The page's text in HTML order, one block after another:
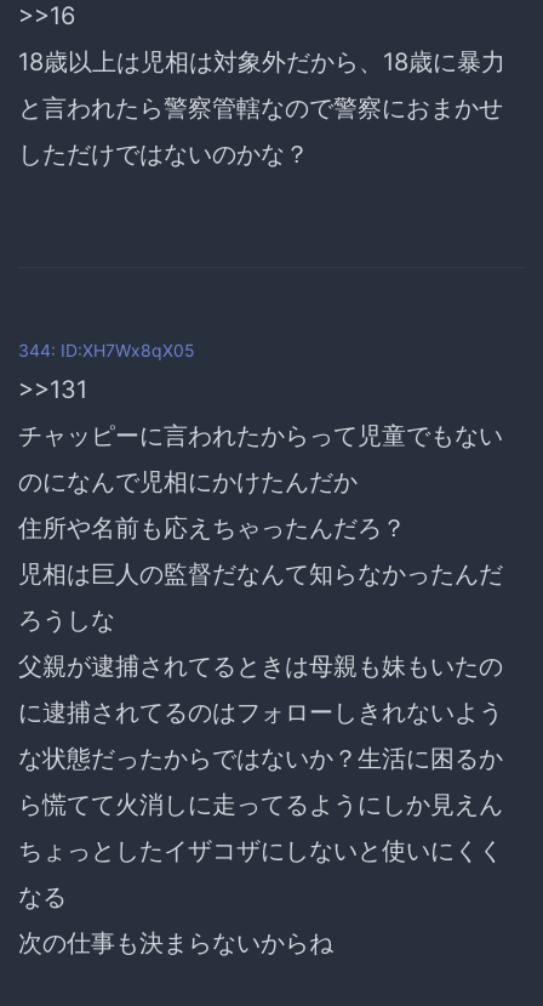
>>16
18歳以上は児相は対象外だから、18歳に暴力
と言われたら警察管轄なので警察におまかせ
しただけではないのかな？
344: ID:XH7Wx8qX05
>>131
チャッピーに言われたからって児童でもない
のになんで児相にかけたんだか
住所や名前も応えちゃったんだろ？
児相は巨人の監督だなんて知らなかったんだ
ろうしな
父親が逮捕されてるときは母親も妹もいたの
に逮捕されてるのはフォローしきれないよう
な状態だったからではないか？生活に困るか
ら慌てて火消しに走ってるようにしか見えん
ちょっとしたイザコザにしないと使いにくく
なる
次の仕事も決まらないからね